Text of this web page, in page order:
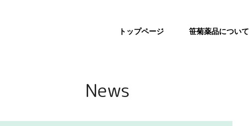
トップページ 笹菊薬品について
News